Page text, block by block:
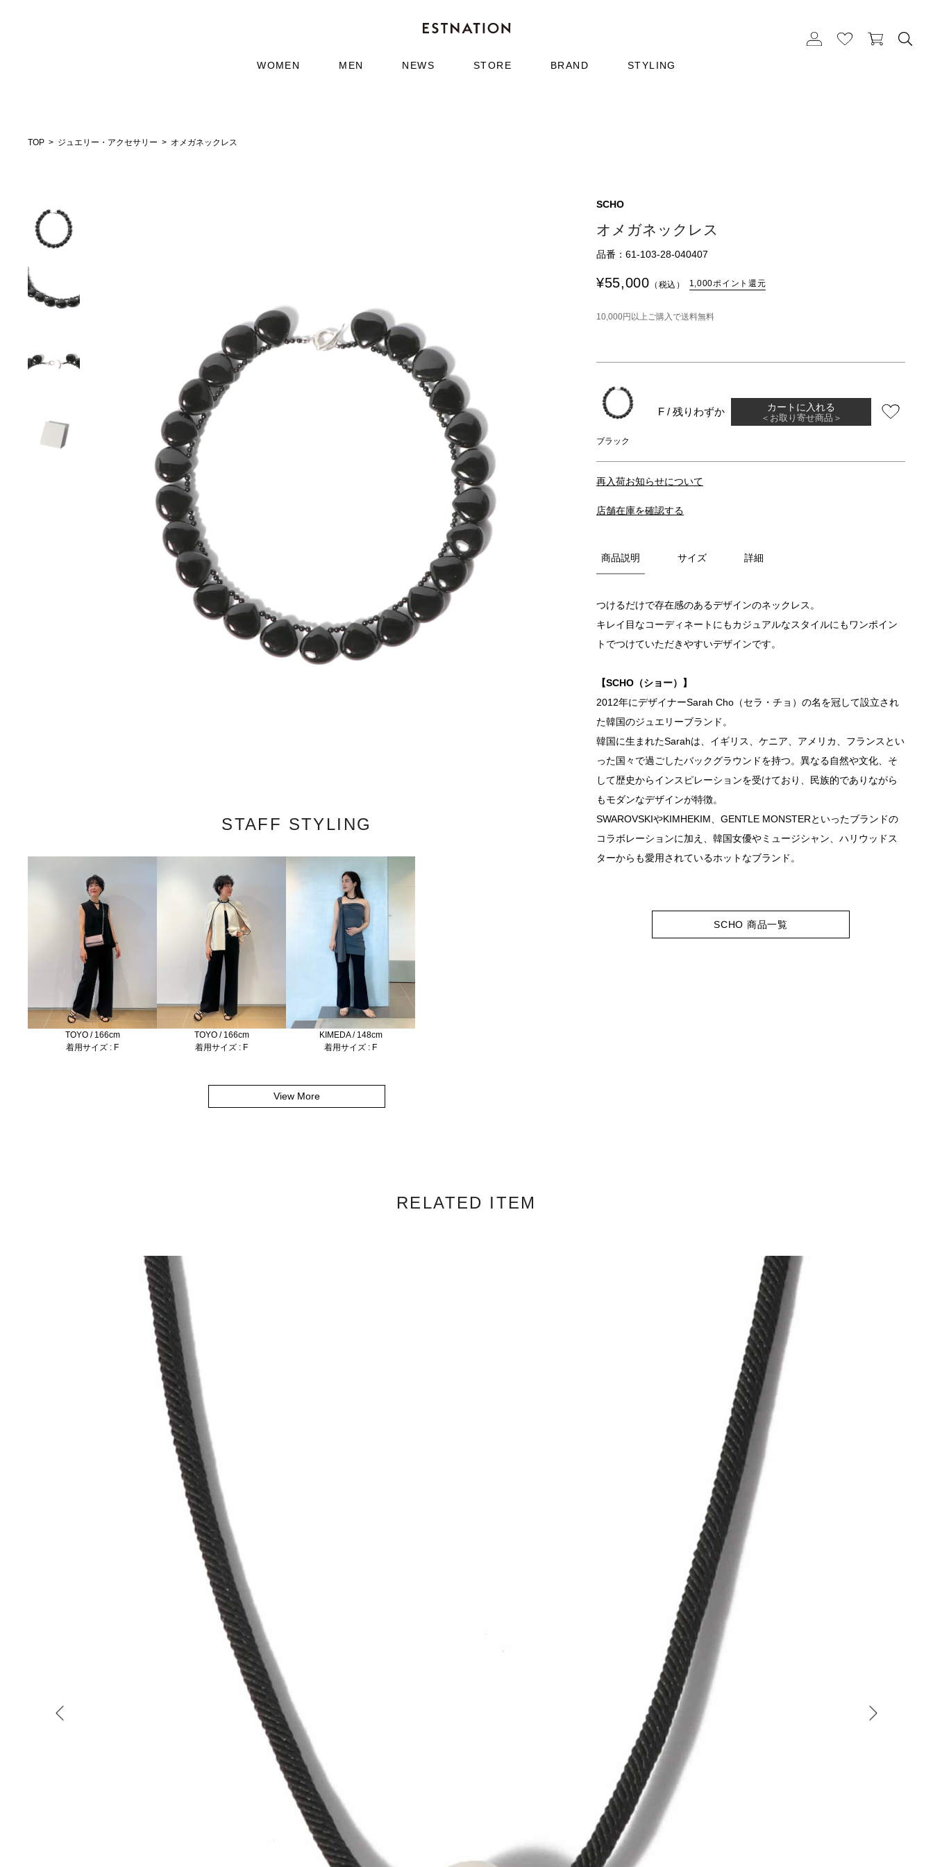
WOMEN MEN NEWS STORE BRAND STYLING
TOP ジュエリー・アクセサリー オメガネックレス
STAFF STYLING
TOYO / 166cm
着用サイズ : F
TOYO / 166cm
着用サイズ : F
KIMEDA / 148cm
着用サイズ : F
View More
SCHO
オメガネックレス
品番：61-103-28-040407
¥55,000 （税込） 1,000ポイント還元
10,000円以上ご購入で送料無料
ブラック
F / 残りわずか カートに入れる
＜お取り寄せ商品＞
再入荷お知らせについて
店舗在庫を確認する
商品説明 サイズ 詳細
つけるだけで存在感のあるデザインのネックレス。
キレイ目なコーディネートにもカジュアルなスタイルにもワンポイン
トでつけていただきやすいデザインです。
【SCHO（ショー）】
2012年にデザイナーSarah Cho（セラ・チョ）の名を冠して設立され
た韓国のジュエリーブランド。
韓国に生まれたSarahは、イギリス、ケニア、アメリカ、フランスとい
った国々で過ごしたバックグラウンドを持つ。異なる自然や文化、そ
して歴史からインスピレーションを受けており、民族的でありながら
もモダンなデザインが特徴。
SWAROVSKIやKIMHEKIM、GENTLE MONSTERといったブランドの
コラボレーションに加え、韓国女優やミュージシャン、ハリウッドス
ターからも愛用されているホットなブランド。
SCHO 商品一覧
RELATED ITEM